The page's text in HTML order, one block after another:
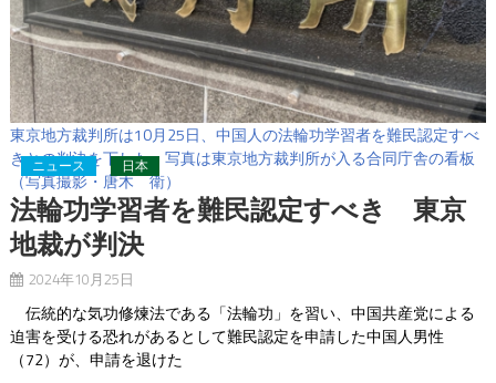
東京地方裁判所は10月25日、中国人の法輪功学習者を難民認定すべ
きとの判決を下した。写真は東京地方裁判所が入る合同庁舎の看板
（写真撮影・唐木 衛）
ニュース 日本
法輪功学習者を難民認定すべき 東京
地裁が判決
2024年10月25日
伝統的な気功修煉法である「法輪功」を習い、中国共産党による
迫害を受ける恐れがあるとして難民認定を申請した中国人男性
（72）が、申請を退けた